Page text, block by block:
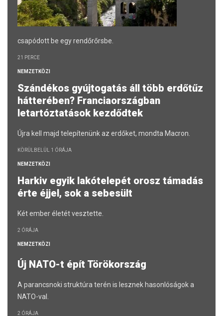
csapódott be egy rendőrőrsbe.
21 PERCE
NEMZETKÖZI
Szándékos gyújtogatás áll több erdőtűz
hátterében? Franciaországban
letartóztatások kezdődtek
Újra kell majd telepítenünk az erdőket, mondta Macron.
KÖRÜLBELÜL 1 ÓRÁJA
NEMZETKÖZI
Harkiv egyik lakótelepét orosz támadás
érte éjjel, sok a sebesült
Két ember életét vesztette.
2 ÓRÁJA
NEMZETKÖZI
Új NATO-t épít Törökország
A parancsnoki struktúra terén is lesznek hasonlóságok a
NATO-val.
2 ÓRÁJA